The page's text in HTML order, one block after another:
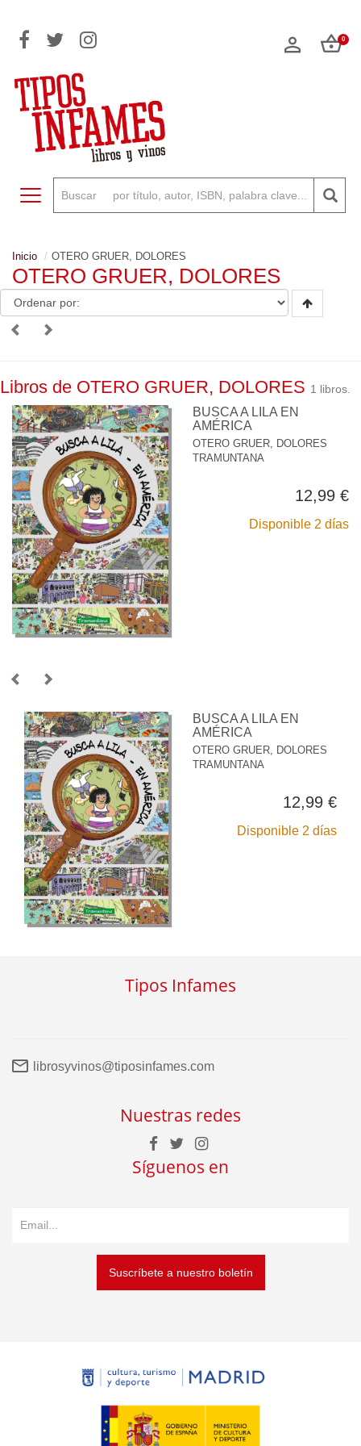
0
Toggle navigation
Inicio OTERO GRUER, DOLORES
OTERO GRUER, DOLORES
Libros de OTERO GRUER, DOLORES 1 libros.
BUSCA A LILA EN
AMÉRICA
OTERO GRUER, DOLORES
TRAMUNTANA
12,99 €
Disponible 2 días
BUSCA A LILA EN
AMÉRICA
OTERO GRUER, DOLORES
TRAMUNTANA
12,99 €
Disponible 2 días
Tipos Infames
librosyvinos@tiposinfames.com
Nuestras redes
Síguenos en
Suscríbete a nuestro boletín